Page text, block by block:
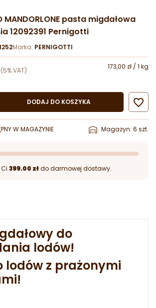
MANDORLONE pasta migdałowa
12092391 Pernigotti
Marka: PERNIGOTTI
(5% VAT)
173,00 zł / 1 kg
DODAJ DO KOSZYKA 
W MAGAZYNIE Magazyn: 6 szt.
399.00 złdo darmowej dostawy.
do
lodów!
lodów z prażonymi